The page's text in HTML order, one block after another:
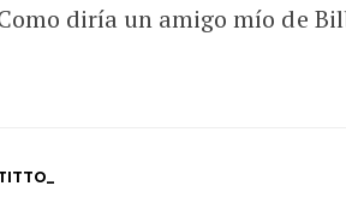
diría un amigo mío de